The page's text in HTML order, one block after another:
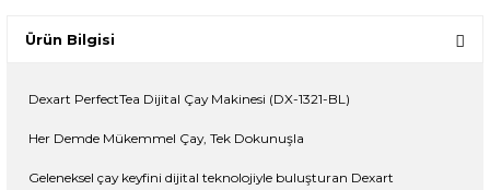
Ürün Bilgisi
Dexart PerfectTea Dijital Çay Makinesi (DX-1321-BL)
Her Demde Mükemmel Çay, Tek Dokunuşla
Geleneksel çay keyfini dijital teknolojiyle buluşturan Dexart